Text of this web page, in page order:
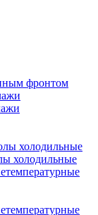
фронтом
холодильные
холодильные